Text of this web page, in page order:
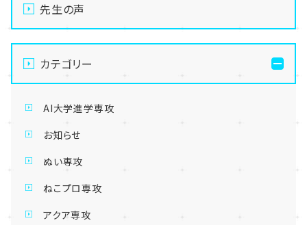
先生の声
カテゴリー
AI大学進学専攻
お知らせ
ぬい専攻
ねこプロ専攻
アクア専攻